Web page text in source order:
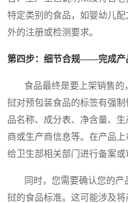
特定类别的食品，如婴幼儿
外的注册或检测要求。
第四步：细节合规——完成产
食品最终是要上架销售的
挝对预包装食品的标签有强
品名称、成分表、净含量、
商或生产商信息等。在产品
给卫生部相关部门进行备案或
同时，您需要确认您的产
挝的食品标准。这可能涉及